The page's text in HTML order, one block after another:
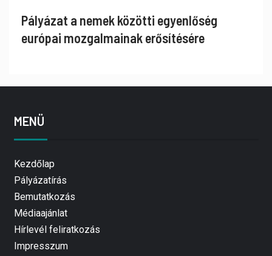
Pályázat a nemek közötti egyenlőség
európai mozgalmainak erősítésére
MENÜ
Kezdőlap
Pályázatírás
Bemutatkozás
Médiaajánlat
Hírlevél feliratkozás
Impresszum